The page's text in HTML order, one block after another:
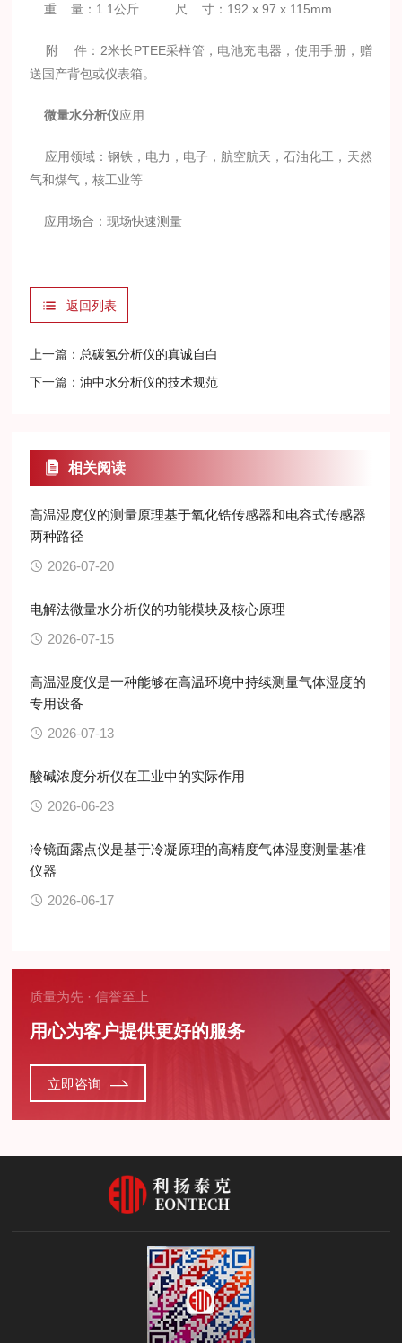
重 量：1.1公斤 尺 寸：192 x 97 x 115mm
附 件：2米长PTEE采样管，电池充电器，使用手册，赠
送国产背包或仪表箱。
微量水分析仪应用
应用领域：钢铁，电力，电子，航空航天，石油化工，天然
气和煤气，核工业等
应用场合：现场快速测量
返回列表
上一篇： 总碳氢分析仪的真诚自白
下一篇：油中水分析仪的技术规范
相关阅读
高温湿度仪的测量原理基于氧化锆传感器和电容式传感器
两种路径
2026-07-20
电解法微量水分析仪的功能模块及核心原理
2026-07-15
高温湿度仪是一种能够在高温环境中持续测量气体湿度的
专用设备
2026-07-13
酸碱浓度分析仪在工业中的实际作用
2026-06-23
冷镜面露点仪是基于冷凝原理的高精度气体湿度测量基准
仪器
2026-06-17
质量为先 · 信誉至上
用心为客户提供更好的服务
立即咨询